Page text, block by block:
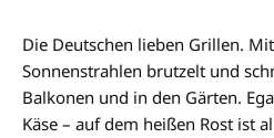
Die Deutschen lieben Grillen.
Sonnenstrahlen brutzelt und
Balkonen und in den Gärten.
Käse – auf dem heißen Rost ist